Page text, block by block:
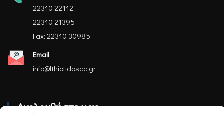
22310 22112
22310 21395
Fax: 22310 30985
Email
info@fthiotidoscc.gr
Ακολουθήστε μας